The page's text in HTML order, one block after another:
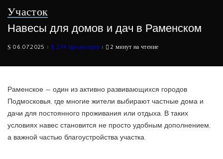
Участок
Навесы для домов и дач в Раменском
06.07.2025 294 просмотров 2 минут на чтение
Раменское — один из активно развивающихся городов
Подмосковья, где многие жители выбирают частные дома и
дачи для постоянного проживания или отдыха. В таких
условиях навес становится не просто удобным дополнением,
а важной частью благоустройства участка.